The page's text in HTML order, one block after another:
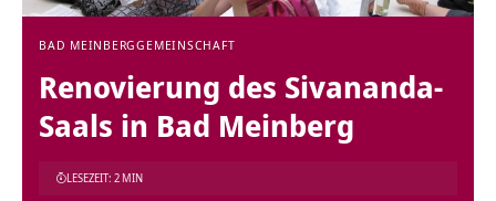
BAD MEINBERGGEMEINSCHAFT
Renovierung des Sivananda-
Saals in Bad Meinberg
LESEZEIT: 2 MIN